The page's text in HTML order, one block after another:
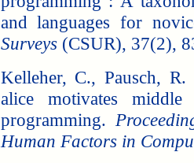
and languages for
Surveys(CSUR), 37(2),
Kelleher, C., Pausch,
alice motivates
programming.
Human Factors in